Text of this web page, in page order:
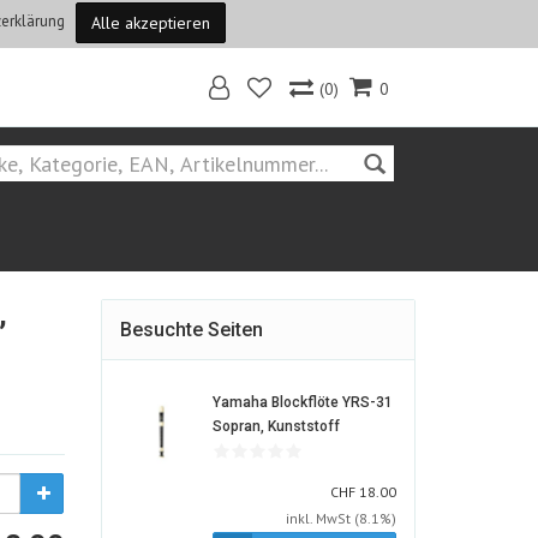
Alle akzeptieren
0
(0)
Besuchte Seiten
Yamaha Blockflöte YRS-31
Sopran, Kunststoff1418165-
CHF CHF
18.00
inkl. MwSt (8.1%)